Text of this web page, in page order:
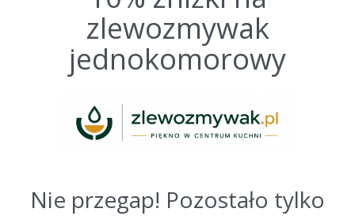
zlewozmywak
jednokomorowy
Nie przegap! Pozostało tylko